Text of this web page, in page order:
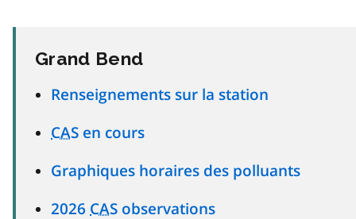
Grand Bend
Renseignements sur la station
CAS en cours
Graphiques horaires des polluants
2026 CAS observations